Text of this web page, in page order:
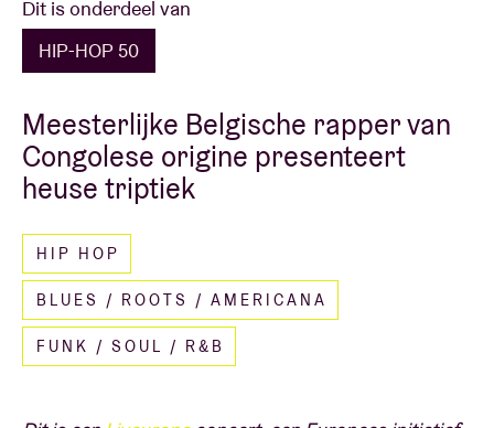
Dit is onderdeel van
HIP-HOP 50
Meesterlijke Belgische rapper van
Congolese origine presenteert
heuse triptiek
HIP HOP
BLUES / ROOTS / AMERICANA
FUNK / SOUL / R&B